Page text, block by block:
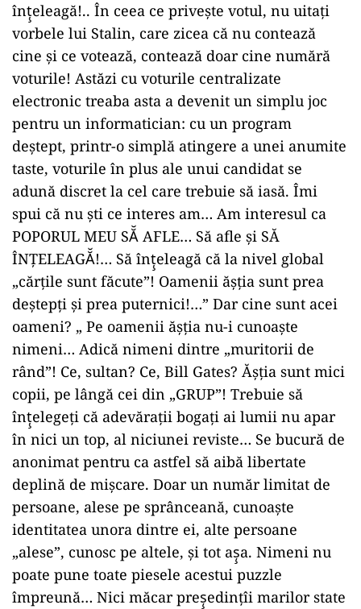
înţ̧eleagă!.. În ceea ce priveşte votul, nu uitaţi
vorbele lui Stalin, care zicea că nu contează
cine şi ce votează, contează doar cine numără
voturile! Astăzi cu voturile centralizate
electronic treaba asta a devenit un simplu joc
pentru un informatician: cu un program
deştept, printr-o simplă atingere a unei anumite
taste, voturile în plus ale unui candidat se
adună discret la cel care trebuie să iasă. Îmi
spui că nu şti ce interes am… Am interesul ca
POPORUL MEU SĂ̆ AFLE… Să afle şi SĂ
ÎNŢELEAGĂ̆!… Să înţ̧eleagă că la nivel global
„cărţile sunt făcute”! Oamenii ăşţia sunt prea
deştepţi şi prea puternici!…” Dar cine sunt acei
oameni? „ Pe oamenii ăşţia nu-i cunoaşte
nimeni… Adică nimeni dintre „muritorii de
rând”! Ce, sultan? Ce, Bill Gates? Ăşţia sunt mici
copii, pe lângă cei din „GRUP”! Trebuie să
înţ̧elegeţi că adevărații bogaţi ai lumii nu apar
în nici un top, al niciunei reviste… Se bucură de
anonimat pentru ca astfel să aibă libertate
deplină de mişcare. Doar un număr limitat de
persoane, alese pe sprânceană, cunoaşte
identitatea unora dintre ei, alte persoane
„alese”, cunosc pe altele, şi tot aş̧a. Nimeni nu
poate pune toate piesele acestui puzzle
împreună… Nici măcar preş̧edinţîi marilor state